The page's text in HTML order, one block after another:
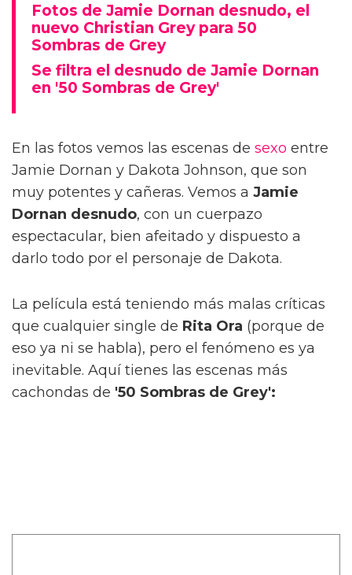
Fotos de Jamie Dornan desnudo, el
nuevo Christian Grey para 50
Sombras de Grey
Se filtra el desnudo de Jamie Dornan
en '50 Sombras de Grey'
En las fotos vemos las escenas de sexo entre
Jamie Dornan y Dakota Johnson, que son
muy potentes y cañeras. Vemos a Jamie
Dornan desnudo, con un cuerpazo
espectacular, bien afeitado y dispuesto a
darlo todo por el personaje de Dakota.
La película está teniendo más malas críticas
que cualquier single de Rita Ora (porque de
eso ya ni se habla), pero el fenómeno es ya
inevitable. Aquí tienes las escenas más
cachondas de '50 Sombras de Grey':